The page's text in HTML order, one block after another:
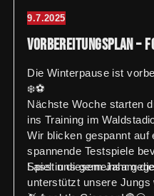
9.7.2025
Vorbereitungsplan –
Die Winterpause ist
❄️⚽
Nächste Woche starten
ins Training im
Wir blicken gespannt auf
spannende Testspiele
Spiel in diesem Jahr
Lasst uns gemeinsam
unterstützt unsere Jungs